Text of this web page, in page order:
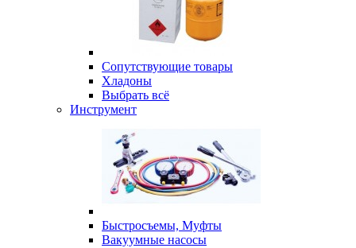
Сопутствующие товары
Хладоны
Выбрать всё
Инструмент
Быстросъемы, Муфты
Вакуумные насосы